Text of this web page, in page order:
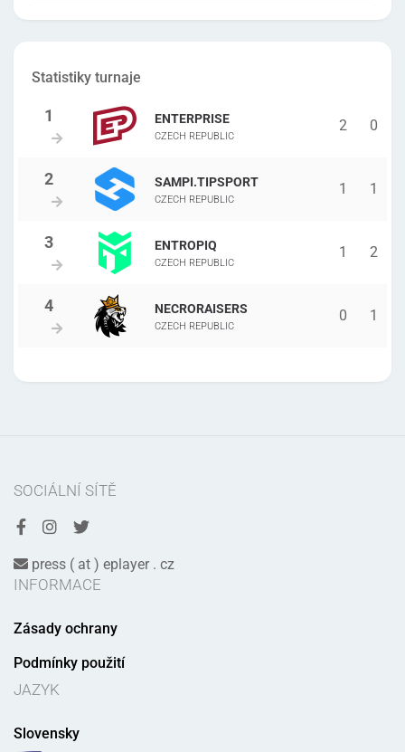
Statistiky turnaje
ENTERPRISE
CZECH REPUBLIC
2 0
SAMPI.TIPSPORT
CZECH REPUBLIC
1 1
ENTROPIQ
CZECH REPUBLIC
1 2
NECRORAISERS
CZECH REPUBLIC
0 1
SOCIÁLNÍ SÍTĚ
press ( at ) eplayer . cz
INFORMACE
Zásady ochrany
Podmínky použití
JAZYK
Slovensky